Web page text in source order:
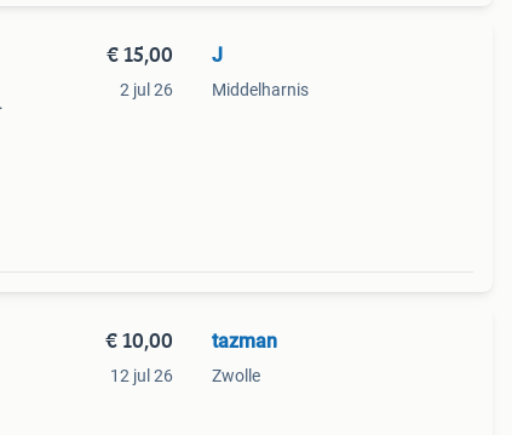
€ 15,00
2 jul 26
J
Middelharnis
€ 10,00
12 jul 26
tazman
Zwolle